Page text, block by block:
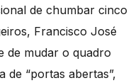
de chumbar cinco
Francisco José
de mudar o quadro
de “portas abertas”,